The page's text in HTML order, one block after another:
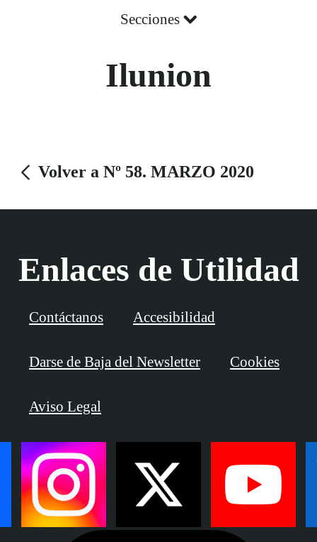
Secciones
Ilunion
Volver a Nº 58. MARZO 2020
Enlaces de Utilidad
Contáctanos Accesibilidad
Darse de Baja del Newsletter Cookies
Aviso Legal